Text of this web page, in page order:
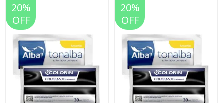
20%
OFF
20%
OFF